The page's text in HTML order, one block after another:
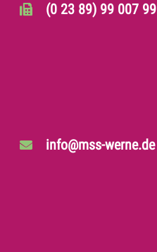
(0 23 89) 99 007 99
info@mss-werne.de